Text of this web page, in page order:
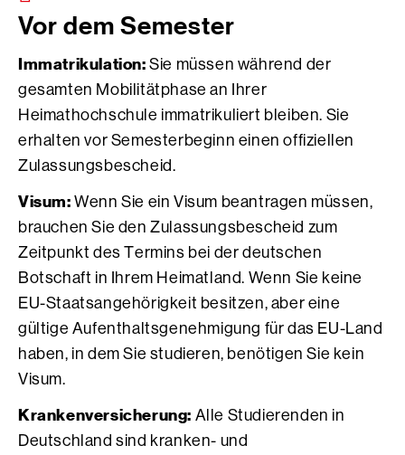
Vor dem Semester
Immatrikulation:Sie müssen während der
gesamten Mobilitätphase an Ihrer
Heimathochschule immatrikuliert bleiben. Sie
erhalten vor Semesterbeginn einen offiziellen
Zulassungsbescheid.
Visum:Wenn Sie ein Visum beantragen müssen,
brauchen Sie den Zulassungsbescheid zum
Zeitpunkt des Termins bei der deutschen
Botschaft in Ihrem Heimatland. Wenn Sie keine
EU-Staatsangehörigkeit besitzen, aber eine
gültige Aufenthaltsgenehmigung für das EU-Land
haben, in dem Sie studieren, benötigen Sie kein
Visum.
Krankenversicherung: Alle Studierenden in
Deutschland sind kranken- und